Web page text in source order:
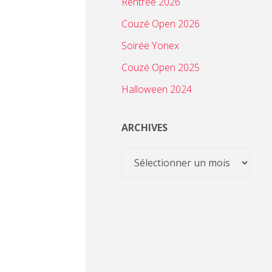
Couzé Open 2026
Soirée Yonex
Couzé Open 2025
Halloween 2024
ARCHIVES
Archives